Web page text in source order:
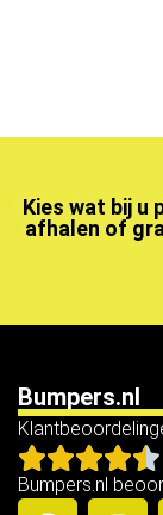
Kies wat bij u
afhalen of
Bumpers.nl
Bumpers.nl